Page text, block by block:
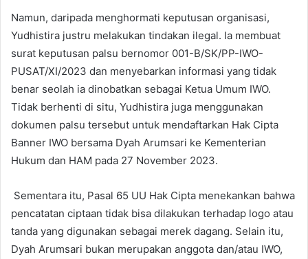
Namun, daripada menghormati keputusan organisasi,
Yudhistira justru melakukan tindakan ilegal. Ia membuat
surat keputusan palsu bernomor 001-B/SK/PP-IWO-
PUSAT/XI/2023 dan menyebarkan informasi yang tidak
benar seolah ia dinobatkan sebagai Ketua Umum IWO.
Tidak berhenti di situ, Yudhistira juga menggunakan
dokumen palsu tersebut untuk mendaftarkan Hak Cipta
Banner IWO bersama Dyah Arumsari ke Kementerian
Hukum dan HAM pada 27 November 2023.
Sementara itu, Pasal 65 UU Hak Cipta menekankan bahwa
pencatatan ciptaan tidak bisa dilakukan terhadap logo atau
tanda yang digunakan sebagai merek dagang. Selain itu,
Dyah Arumsari bukan merupakan anggota dan/atau IWO,